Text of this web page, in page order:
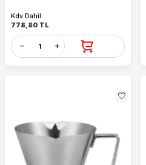
Kdv Dahil
778,80 TL